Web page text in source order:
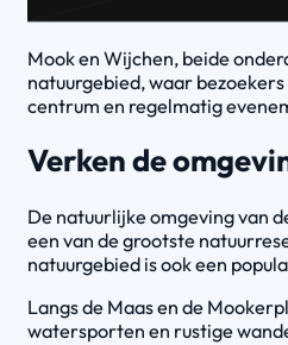
Mook en Wijchen, beide
natuurgebied, waar
centrum en regelmatig
Verken de
De natuurlijke omgeving van
een van de grootste
natuurgebied is ook een
Langs de Maas en de
watersporten en rustige